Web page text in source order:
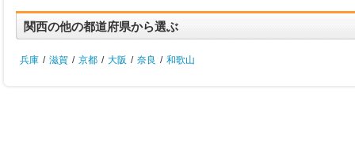
関西の他の都道府県から選ぶ
兵庫 / 滋賀 / 京都 / 大阪 / 奈良 / 和歌山